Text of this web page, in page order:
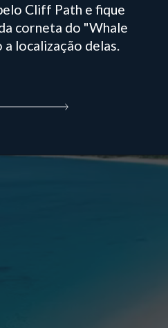
Cliff Path e fique
corneta do "Whale
localização delas.